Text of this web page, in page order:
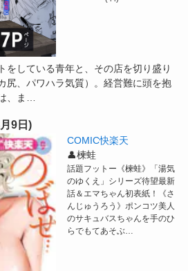
をしている青年と、その店を切り盛り
尻、パワハラ気質）。経営難に頭を抱
、ま…
9日)
COMIC快楽天
👤楝蛙
話題フットー《楝蛙》「湯気
のゆくえ」シリーズ待望最新
話＆エマちゃん初表紙！《さ
んじゅうろう》ポンコツ美人
のサキュバスちゃんを手のひ
らでもてあそぶ…